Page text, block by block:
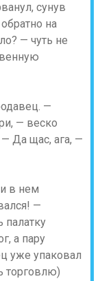
сунув
на
— чуть не
—
— веско
Да щас, ага, —
в нем
—
палатку
а пару
уже упаковал
торговлю)